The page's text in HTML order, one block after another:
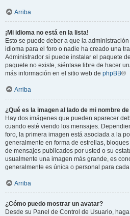
Arriba
¡Mi idioma no está en la lista!
Esto se puede deber a que la
idioma para el foro o nadie ha creado una
Administrador si puede instalar el paquete
paquete no existe, siéntase libre de hacer
más información en el sitio web de phpBB®
Arriba
¿Qué es la imagen al lado de mi nombre
Hay dos imágenes que pueden aparecer
cuando esté viendo los mensajes.
foro, la primera imagen está asociada a la
generalmente en forma de estrellas,
de mensajes publicados por usted o su
usualmente una imagen más grande, es
generalmente es única o personal para
Arriba
¿Cómo puedo mostrar un avatar?
Desde su Panel de Control de Usuario,